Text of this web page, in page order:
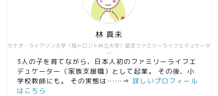
カナダ・ライアソン大学（現トロント州立大学）認定ファミリーライフエデュケータ
ー
林 真未
3人の子を育てながら、日本人初のファミリーライフエ
デュケーター（家族支援職）として起業。 その後、小
学校教師にも。 その実態は……⇒ 詳しいプロフィール
はこちら